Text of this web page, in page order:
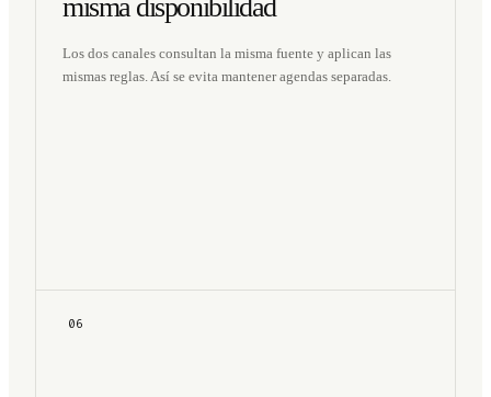
Los dos canales consultan la misma fuente y aplican las
mismas reglas. Así se evita mantener agendas separadas.
06